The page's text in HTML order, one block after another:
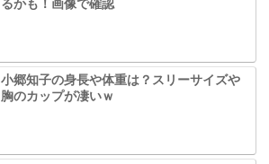
るかも！画像で確認
小郷知子の身長や体重は？スリーサイズや
胸のカップが凄いｗ